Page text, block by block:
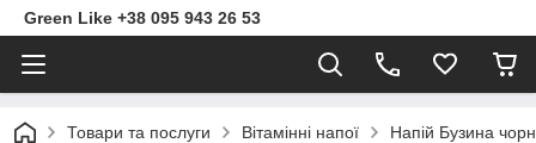
Green Like +38 095 943 26 53
Товари та послуги Вітамінні напої Напій Бузина